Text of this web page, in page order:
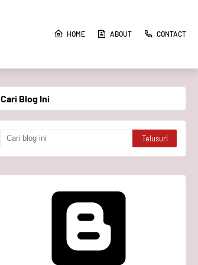
HOME ABOUT CONTACT
Cari Blog Ini